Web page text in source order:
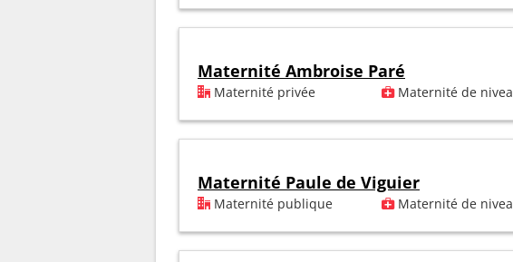
Maternité Ambroise Paré
Maternité privée Maternité de
Maternité Paule de Viguier
Maternité publique Maternité de